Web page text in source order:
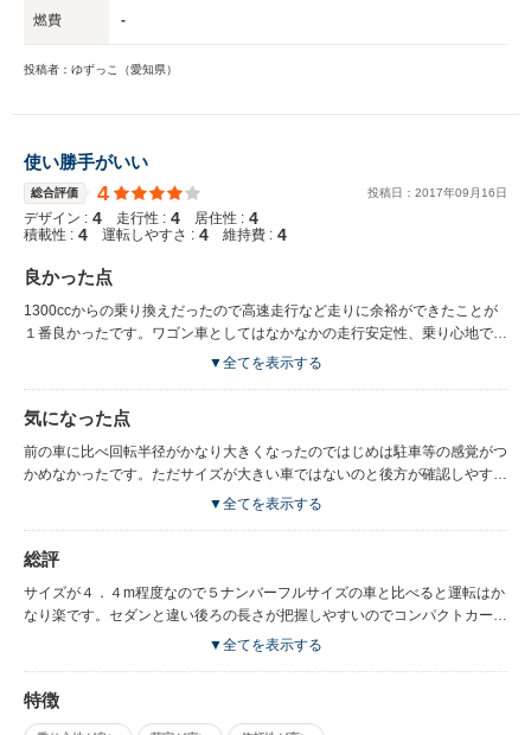
燃費 -
投稿者：ゆずっこ（愛知県）
使い勝手がいい
総合評価 4 投稿日： 2017年09 月 16日
デザイン : 4 走行性 : 4 居住性 : 4
積載性 : 4 運転しやすさ : 4 維持費 : 4
良かった点
1300ccからの乗り換えだったので高速走行など走りに余裕ができたことが
１番良かったです。ワゴン車としてはなかなかの走行安定性、乗り心地で、
長時間運転してもあまり疲れを感じません。静粛性等も上々でゆったりと運
ほどありませんが、開口部が広く荷物の出し入れがしやすいです。
▼全てを表示する
気になった点
前の車に比べ回転半径がかなり大きくなったのではじめは駐車等の感覚がつ
かめなかったです。ただサイズが大きい車ではないのと後方が確認しやすい
のでしばらくすると慣れました。 インテリアは一見高級そうですがよく見
▼全てを表示する
総評
サイズが４．４m程度なので５ナンバーフルサイズの車と比べると運転はか
なり楽です。セダンと違い後ろの長さが把握しやすいのでコンパクトカーか
らの乗り換えでもさほど困らないと思います。 ワゴン車としては後部座席
イブ等楽ですが、燃費等維持費を考えると1500ｃｃという選択もありかな
と思います。
▼全てを表示する
特徴